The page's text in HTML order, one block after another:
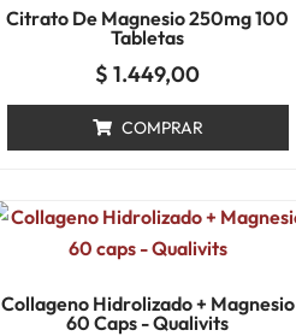
Citrato De Magnesio 250mg 100
Tabletas
$ 1.449,00
COMPRAR
Collageno Hidrolizado + Magnesio
60 Caps - Qualivits